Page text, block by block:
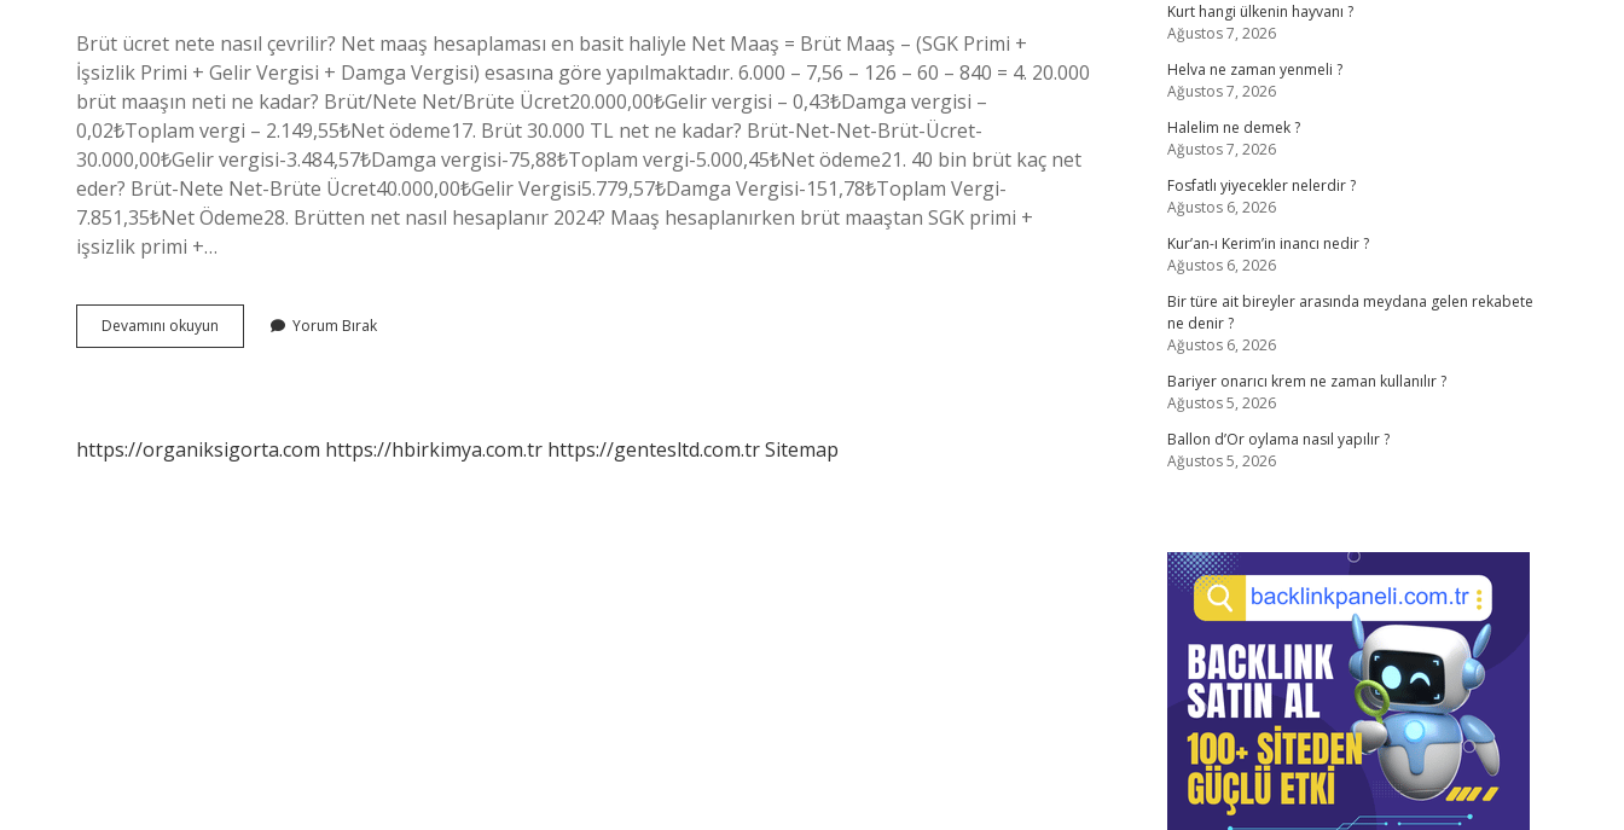
Brüt ücret nete nasıl çevrilir? Net maaş hesaplaması en basit haliyle Net Maaş = Brüt Maaş – (SGK Primi +
İşsizlik Primi + Gelir Vergisi + Damga Vergisi) esasına göre yapılmaktadır. 6.000 – 7,56 – 126 – 60 – 840 = 4. 20.000
brüt maaşın neti ne kadar? Brüt/Nete Net/Brüte Ücret20.000,00₺Gelir vergisi – 0,43₺Damga vergisi –
0,02₺Toplam vergi – 2.149,55₺Net ödeme17. Brüt 30.000 TL net ne kadar? Brüt-Net-Net-Brüt-Ücret-
30.000,00₺Gelir vergisi-3.484,57₺Damga vergisi-75,88₺Toplam vergi-5.000,45₺Net ödeme21. 40 bin brüt kaç net
eder? Brüt-Nete Net-Brüte Ücret40.000,00₺Gelir Vergisi5.779,57₺Damga Vergisi-151,78₺Toplam Vergi-
7.851,35₺Net Ödeme28. Brütten net nasıl hesaplanır 2024? Maaş hesaplanırken brüt maaştan SGK primi +
işsizlik primi +…
Devamını okuyun
Ücretin
Yorum Bırak
https://organiksigorta.com https://hbirkimya.com.tr https://gentesltd.com.trSitemap
Kurt hangi ülkenin hayvanı ?
Ağustos 7, 2026
Helva ne zaman yenmeli ?
Ağustos 7, 2026
Halelim ne demek ?
Ağustos 7, 2026
Fosfatlı yiyecekler nelerdir ?
Ağustos 6, 2026
Kur’an-ı Kerim’in inancı nedir ?
Ağustos 6, 2026
Bir türe ait bireyler arasında meydana gelen rekabete
ne denir ?
Ağustos 6, 2026
Bariyer onarıcı krem ne zaman kullanılır ?
Ağustos 5, 2026
Ballon d’Or oylama nasıl yapılır ?
Ağustos 5, 2026